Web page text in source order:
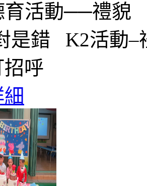
育活動──禮
是錯 K2活動–
呼